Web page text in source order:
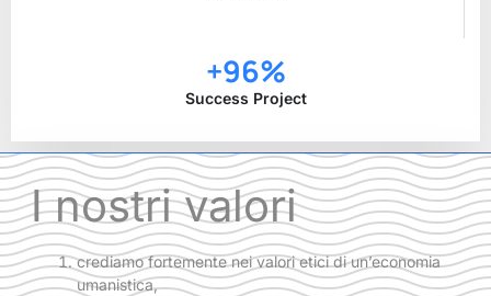
Success Project
+96%
I nostri valori
crediamo fortemente nei valori etici di un’economia
umanistica,